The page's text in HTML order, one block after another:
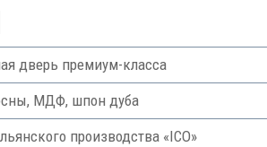
дверь премиум-класса
МДФ, шпон дуба
производства «ICO»